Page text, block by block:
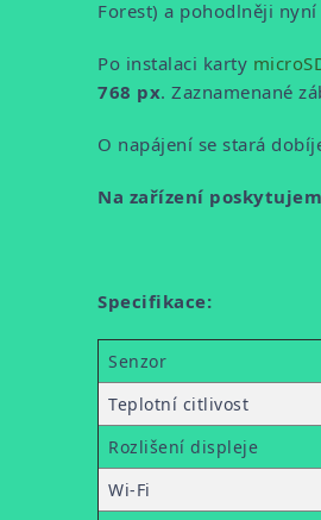
Forest) a pohodlněji
Po instalaci karty
768 px. Zaznamenané
O napájení se stará
Na zařízení
Specifikace:
Senzor
Teplotní citlivost
Rozlišení displeje
Wi-Fi